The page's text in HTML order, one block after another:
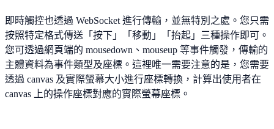
即時觸控也透過 WebSocket 進行傳輸，並無特別之處。您只需
按照特定格式傳送「按下」「移動」「抬起」三種操作即可。
您可透過網頁端的 mousedown、mouseup 等事件觸發，傳輸的
主體資料為事件類型及座標。這裡唯一需要注意的是，您需要
透過 canvas 及實際螢幕大小進行座標轉換，計算出使用者在
canvas 上的操作座標對應的實際螢幕座標。